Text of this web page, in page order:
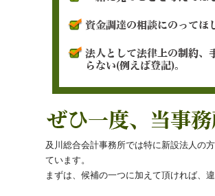
及川総合会計事務所では特に新設法人の
ています。
まずは、候補の一つに加えて頂ければ、